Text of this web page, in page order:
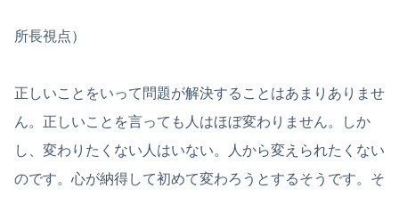
所長視点）
正しいことをいって問題が解決することはあまりありませ
ん。正しいことを言っても人はほぼ変わりません。しか
し、変わりたくない人はいない。人から変えられたくない
のです。心が納得して初めて変わろうとするそうです。そ